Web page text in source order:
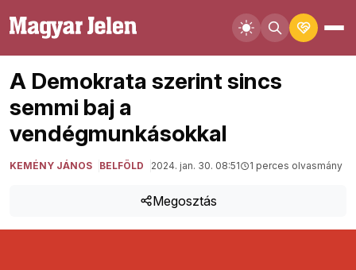
A Demokrata szerint sincs
semmi baj a
vendégmunkásokkal
KEMÉNY JÁNOS BELFÖLD 2024. jan. 30. 08:51 1 perces olvasmány
Megosztás